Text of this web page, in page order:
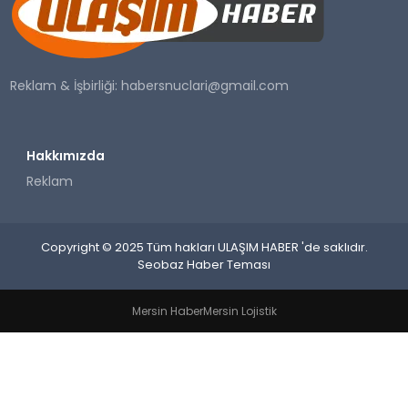
SAĞLIK
YAŞAM
Reklam & İşbirliği:habersnuclari@gmail.com
Hakkımızda
Reklam
Copyright © 2025 Tüm hakları ULAŞIM HABER 'de saklıdır.
Seobaz Haber Teması
Mersin HaberMersin Lojistik